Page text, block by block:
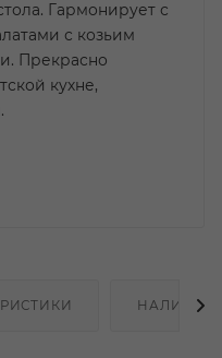
Гармонирует с
с козьим
Прекрасно
кухне,
НАЛИЧИЕ